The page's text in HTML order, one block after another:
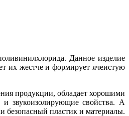
Данное изделие
их жестче и формирует ячеистую
продукции, обладает хорошими
и звукоизолирующие свойства. А
безопасный пластик и материалы.